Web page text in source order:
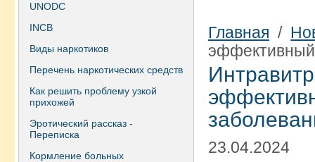
UNODC
INCB
Виды наркотиков
Перечень наркотических средств
Как решить проблему узкой
прихожей
Эротический рассказ -
Переписка
Кормление больных
Главная /
эффективный
23.04.2024